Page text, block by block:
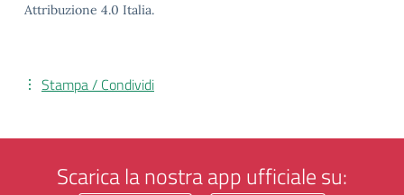
Attribuzione 4.0 Italia.
Stampa / Condividi
Scarica la nostra app ufficiale su: